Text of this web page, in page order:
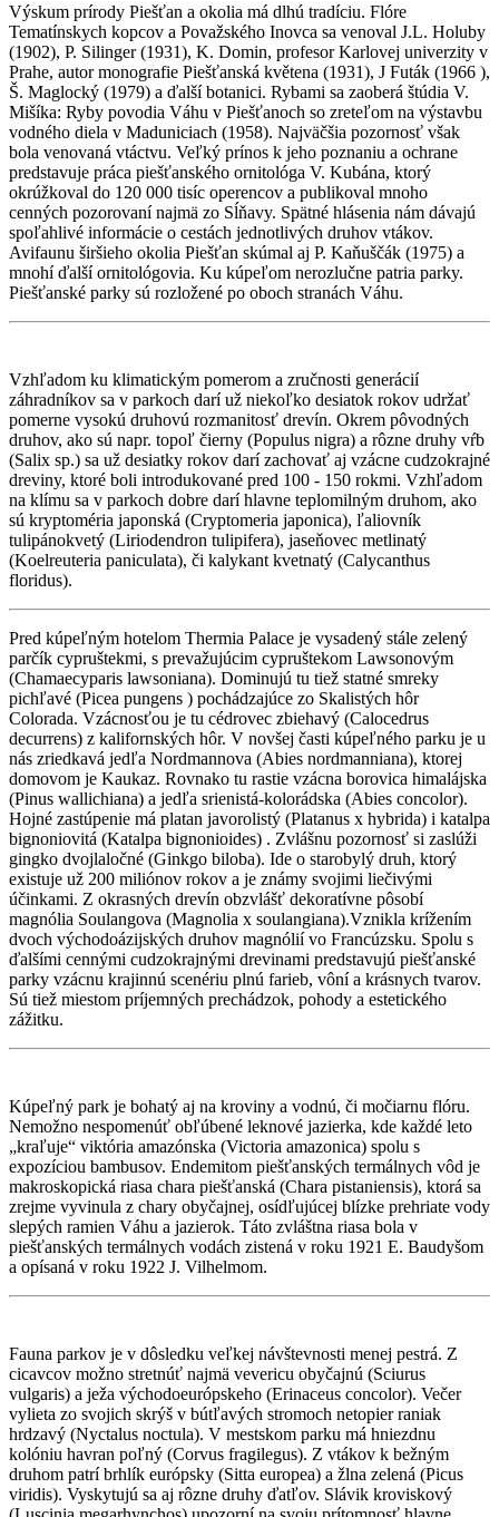
Výskum prírody Piešťan a okolia má dlhú tradíciu. Flóre
Tematínskych kopcov a Považského Inovca sa venoval J.L. Holuby
(1902), P. Silinger (1931), K. Domin, profesor Karlovej univerzity v
Prahe, autor monografie Piešťanská květena (1931), J Futák (1966 ),
Š. Maglocký (1979) a ďalší botanici. Rybami sa zaoberá štúdia V.
Mišíka: Ryby povodia Váhu v Piešťanoch so zreteľom na výstavbu
vodného diela v Maduniciach (1958). Najväčšia pozornosť však
bola venovaná vtáctvu. Veľký prínos k jeho poznaniu a ochrane
predstavuje práca piešťanského ornitológa V. Kubána, ktorý
okrúžkoval do 120 000 tisíc operencov a publikoval mnoho
cenných pozorovaní najmä zo Sĺňavy. Spätné hlásenia nám dávajú
spoľahlivé informácie o cestách jednotlivých druhov vtákov.
Avifaunu širšieho okolia Piešťan skúmal aj P. Kaňuščák (1975) a
mnohí ďalší ornitológovia. Ku kúpeľom nerozlučne patria parky.
Piešťanské parky sú rozložené po oboch stranách Váhu.
Vzhľadom ku klimatickým pomerom a zručnosti generácií
záhradníkov sa v parkoch darí už niekoľko desiatok rokov udržať
pomerne vysokú druhovú rozmanitosť drevín. Okrem pôvodných
druhov, ako sú napr. topoľ čierny (Populus nigra) a rôzne druhy vŕb
(Salix sp.) sa už desiatky rokov darí zachovať aj vzácne cudzokrajné
dreviny, ktoré boli introdukované pred 100 - 150 rokmi. Vzhľadom
na klímu sa v parkoch dobre darí hlavne teplomilným druhom, ako
sú kryptoméria japonská (Cryptomeria japonica), ľaliovník
tulipánokvetý (Liriodendron tulipifera), jaseňovec metlinatý
(Koelreuteria paniculata), či kalykant kvetnatý (Calycanthus
floridus).
Pred kúpeľným hotelom Thermia Palace je vysadený stále zelený
parčík cypruštekmi, s prevažujúcim cypruštekom Lawsonovým
(Chamaecyparis lawsoniana). Dominujú tu tiež statné smreky
pichľavé (Picea pungens ) pochádzajúce zo Skalistých hôr
Colorada. Vzácnosťou je tu cédrovec zbiehavý (Calocedrus
decurrens) z kalifornských hôr. V novšej časti kúpeľného parku je u
nás zriedkavá jedľa Nordmannova (Abies nordmanniana), ktorej
domovom je Kaukaz. Rovnako tu rastie vzácna borovica himalájska
(Pinus wallichiana) a jedľa srienistá-kolorádska (Abies concolor).
Hojné zastúpenie má platan javorolistý (Platanus x hybrida) i katalpa
bignoniovitá (Katalpa bignonioides) . Zvlášnu pozornosť si zaslúži
gingko dvojlaločné (Ginkgo biloba). Ide o starobylý druh, ktorý
existuje už 200 miliónov rokov a je známy svojimi liečivými
účinkami. Z okrasných drevín obzvlášť dekoratívne pôsobí
magnólia Soulangova (Magnolia x soulangiana).Vznikla krížením
dvoch východoázijských druhov magnólií vo Francúzsku. Spolu s
ďalšími cennými cudzokrajnými drevinami predstavujú piešťanské
parky vzácnu krajinnú scenériu plnú farieb, vôní a krásnych tvarov.
Sú tiež miestom príjemných prechádzok, pohody a estetického
zážitku.
Kúpeľný park je bohatý aj na kroviny a vodnú, či močiarnu flóru.
Nemožno nespomenúť obľúbené leknové jazierka, kde každé leto
„kraľuje“ viktória amazónska (Victoria amazonica) spolu s
expozíciou bambusov. Endemitom piešťanských termálnych vôd je
makroskopická riasa chara piešťanská (Chara pistaniensis), ktorá sa
zrejme vyvinula z chary obyčajnej, osídľujúcej blízke prehriate vody
slepých ramien Váhu a jazierok. Táto zvláštna riasa bola v
piešťanských termálnych vodách zistená v roku 1921 E. Baudyšom
a opísaná v roku 1922 J. Vilhelmom.
Fauna parkov je v dôsledku veľkej návštevnosti menej pestrá. Z
cicavcov možno stretnúť najmä vevericu obyčajnú (Sciurus
vulgaris) a ježa východoeurópskeho (Erinaceus concolor). Večer
vylieta zo svojich skrýš v bútľavých stromoch netopier raniak
hrdzavý (Nyctalus noctula). V mestskom parku má hniezdnu
kolóniu havran poľný (Corvus fragilegus). Z vtákov k bežným
druhom patrí brhlík európsky (Sitta europea) a žlna zelená (Picus
viridis). Vyskytujú sa aj rôzne druhy ďatľov. Slávik kroviskový